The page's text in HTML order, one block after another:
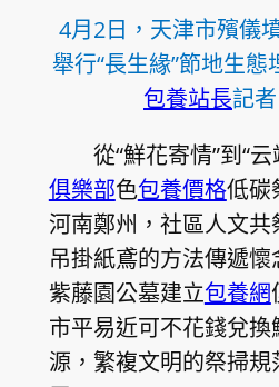
4月2日，天津市殯儀
舉行“長生緣”節地生
包養站長記
從“鮮花寄情”到“
俱樂部色包養價格低碳
河南鄭州，社區人文
吊掛紙鳶的方法傳遞懷
紫藤園公墓建立包養網
市平易近可不花錢兌
源，繁複文明的祭掃